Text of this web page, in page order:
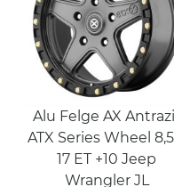
Alu Felge AX
ATX Series Wheel
17 ET +10 Jeep
Wrangler JL